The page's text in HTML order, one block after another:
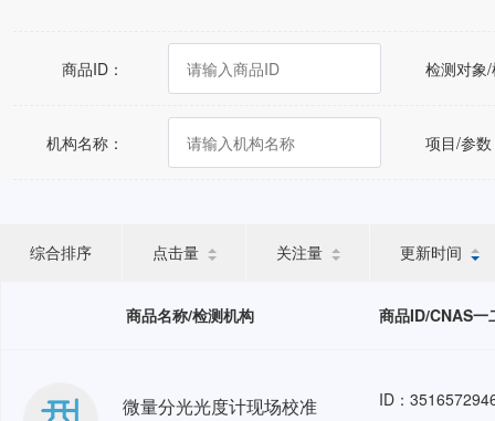
宁夏回族自治区
新疆维吾尔自治区
商品ID： 检测对象
机构名称： 项目/参
综合排序 点击量 关注量 更新时间
商品名称/检测机构 商品ID/CNAS一
微量分光光度计现场校准 ID：